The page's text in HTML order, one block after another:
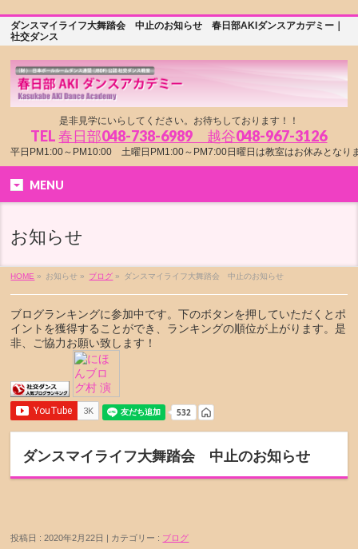
ダンスマイライフ大舞踏会 中止のお知らせ 春日部AKIダンスアカデミー｜
社交ダンス
是非見学にいらしてください。お待ちしております！！
TEL春日部048-738-6989 越谷048-967-3126
平日PM1:00～PM10:00 土曜日PM1:00～PM7:00日曜日は教室はお休みとなり
MENU
お知らせ
HOME » お知らせ » ブログ » ダンスマイライフ大舞踏会 中止のお知らせ
ブログランキングに参加中です。下のボタンを押していただくとポ
イントを獲得することができ、ランキングの順位が上がります。是
非、ご協力お願い致します！
ダンスマイライフ大舞踏会 中止のお知らせ
投稿日 : 2020年2月22日 | カテゴリー : ブログ